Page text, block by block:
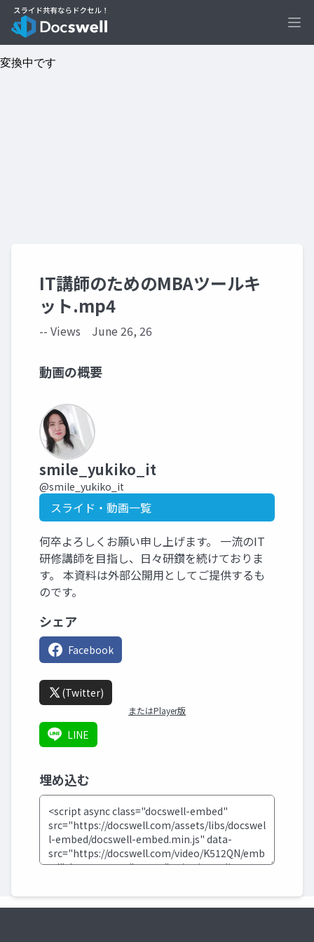
IT講師のためのMBAツールキ
ット.mp4
-- Views June 26, 26
動画の概要
smile_yukiko_it
@smile_yukiko_it
スライド・動画一覧
何卒よろしくお願い申し上げます。 一流のIT
研修講師を目指し、日々研鑽を続けておりま
す。 本資料は外部公開用としてご提供するも
のです。
シェア
Facebook
(Twitter)
またはPlayer版
LINE
埋め込む